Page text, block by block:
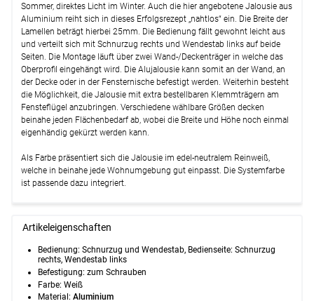
Sommer, direktes Licht im Winter. Auch die hier angebotene Jalousie aus
Aluminium reiht sich in dieses Erfolgsrezept „nahtlos“ ein. Die Breite der
Lamellen beträgt hierbei 25mm. Die Bedienung fällt gewohnt leicht aus
und verteilt sich mit Schnurzug rechts und Wendestab links auf beide
Seiten. Die Montage läuft über zwei Wand-/Deckenträger in welche das
Oberprofil eingehängt wird. Die Alujalousie kann somit an der Wand, an
der Decke oder in der Fensternische befestigt werden. Weiterhin besteht
die Möglichkeit, die Jalousie mit extra bestellbaren Klemmträgern am
Fensteflügel anzubringen. Verschiedene wählbare Größen decken
beinahe jeden Flächenbedarf ab, wobei die Breite und Höhe noch einmal
eigenhändig gekürzt werden kann.
Als Farbe präsentiert sich die Jalousie im edel-neutralem Reinweiß,
welche in beinahe jede Wohnumgebung gut einpasst. Die Systemfarbe
ist passende dazu integriert.
Artikeleigenschaften
Bedienung: Schnurzug und Wendestab, Bedienseite: Schnurzug
rechts, Wendestab links
Befestigung: zum Schrauben
Farbe: Weiß
Material: Aluminium